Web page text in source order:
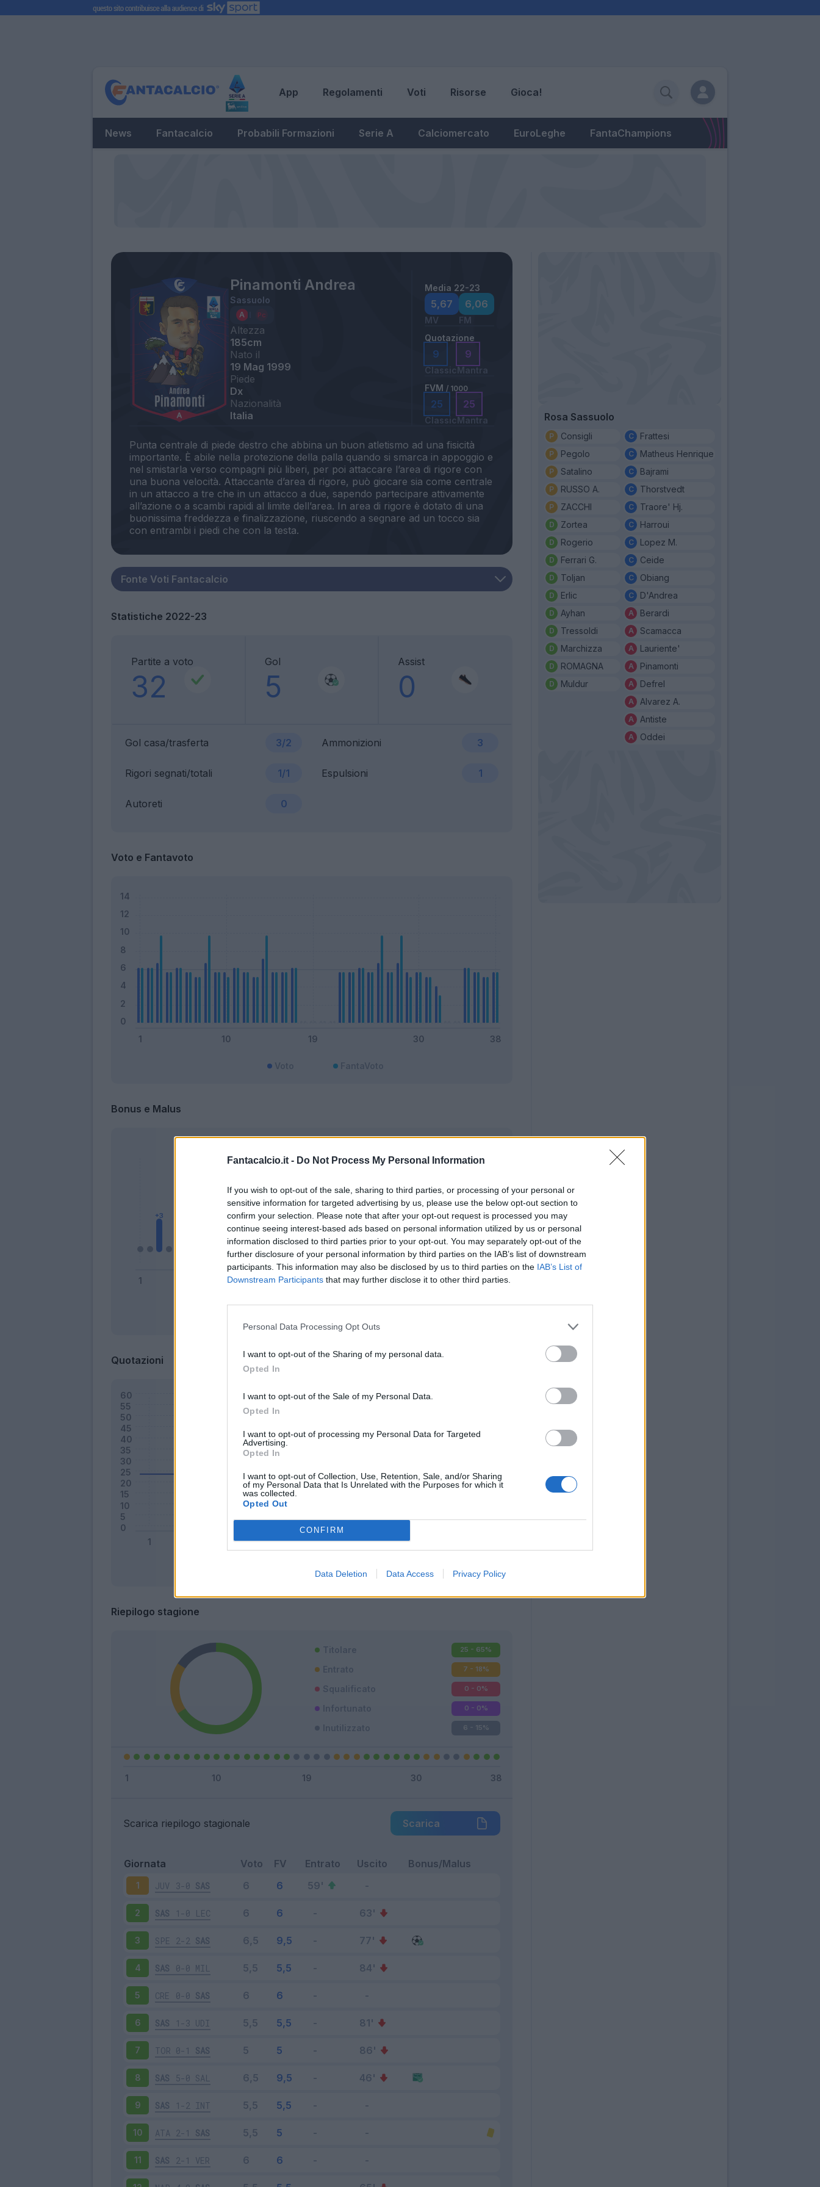
Fantacalcio.it - Do Not Process My Personal Information
If you wish to opt-out of the sale, sharing to third parties, or processing of your personal or
sensitive information for targeted advertising by us, please use the below opt-out section to
confirm your selection. Please note that after your opt-out request is processed you may
continue seeing interest-based ads based on personal information utilized by us or personal
information disclosed to third parties prior to your opt-out. You may separately opt-out of the
further disclosure of your personal information by third parties on the IAB’s list of downstream
participants. This information may also be disclosed by us to third parties on the IAB’s List of
Downstream Participants that may further disclose it to other third parties.
Personal Data Processing Opt Outs
I want to opt-out of the Sharing of my personal data.
Opted In
I want to opt-out of the Sale of my Personal Data.
Opted In
I want to opt-out of processing my Personal Data for Targeted
Advertising.
Opted In
I want to opt-out of Collection, Use, Retention, Sale, and/or Sharing
of my Personal Data that Is Unrelated with the Purposes for which it
was collected.
Opted Out
CONFIRM
Data Deletion Data Access Privacy Policy
App Regolamenti Voti Risorse Gioca!
News Fantacalcio Probabili Formazioni Serie A Calciomercato EuroLeghe FantaChampions
Pinamonti Andrea
Sassuolo
Altezza
185cm
Nato il
19 Mag 1999
Piede
Dx
Nazionalità
Italia
Media 22-23
5,67
MV
6,06
FM
Quotazione
9
Classic
9
Mantra
FVM / 1000
25
Classic
25
Mantra
Punta centrale di piede destro che abbina un buon atletismo ad una fisicità
importante. È abile nella protezione della palla quando si smarca in appoggio e
nel smistarla verso compagni più liberi, per poi attaccare l’area di rigore con
una buona velocità. Attaccante d’area di rigore, può giocare sia come centrale
in un attacco a tre che in un attacco a due, sapendo partecipare attivamente
all’azione o a scambi rapidi al limite dell’area. In area di rigore è dotato di una
buonissima freddezza e finalizzazione, riuscendo a segnare ad un tocco sia
Statistiche 2022-23
Partite a voto
32
Gol
5
Assist
0
Gol casa/trasferta 3/2 Ammonizioni 3
Rigori segnati/totali 1/1 Espulsioni 1
Autoreti 0
Voto e Fantavoto
Bonus e Malus
Quotazioni
Mantra
Riepilogo stagione
Titolare 25 - 65%
Entrato 7 - 18%
Squalificato 0 - 0%
Infortunato 0 - 0%
6 - 15%
Scarica riepilogo stagionale Scarica
Giornata Voto FV Entrato Uscito Bonus/Malus
1 JUV 3-0 SAS
2 SAS 1-0 LEC
3 SPE 2-2 SAS
4 SAS 0-0 MIL
5 CRE 0-0 SAS
6 SAS 1-3 UDI
7 TOR 0-1 SAS
8 SAS 5-0 SAL
9 SAS 1-2 INT
10 ATA 2-1 SAS
11 SAS 2-1 VER
Rosa Sassuolo
Consigli
Pegolo
Satalino
RUSSO A.
ZACCHI
Zortea
Rogerio
Ferrari G.
Toljan
Erlic
Ayhan
Tressoldi
Marchizza
ROMAGNA
Muldur
Frattesi
Matheus Henrique
Bajrami
Thorstvedt
Traore' Hj.
Harroui
Lopez M.
Ceide
Obiang
D'Andrea
Berardi
Scamacca
Lauriente'
Pinamonti
Defrel
Alvarez A.
Antiste
Oddei